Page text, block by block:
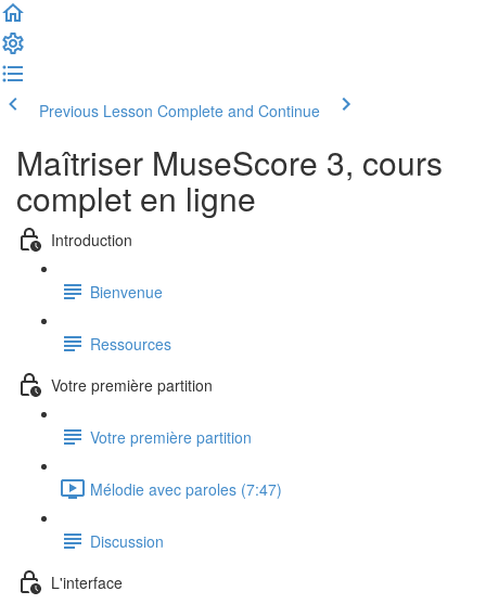
Previous Lesson Complete and Continue
Maîtriser MuseScore 3, cours
complet en ligne
Introduction
Bienvenue
Ressources
Votre première partition
Votre première partition
Mélodie avec paroles (7:47)
Discussion
L'interface